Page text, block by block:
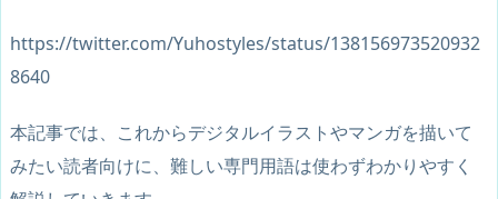
https://twitter.com/Yuhostyles/status/138156973520932
8640
本記事では、これからデジタルイラストやマンガを描いて
みたい読者向けに、難しい専門用語は使わずわかりやすく